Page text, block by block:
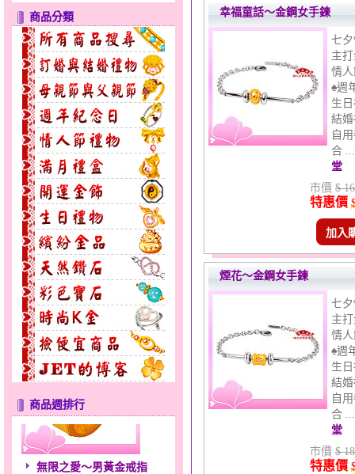
商品分類
商品週排行
無限之愛～男黃金戒指
幸福童話～金鋼女手鍊
七
主
情
♠週
生
結
自
合
堂
市價 $
特惠價
加入
煙花～金鋼女手鍊
七
主
情
♠週
生
結
自
合
堂
市價 $
特惠價